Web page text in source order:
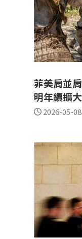
菲美肩並
明年續擴大
2026-05-